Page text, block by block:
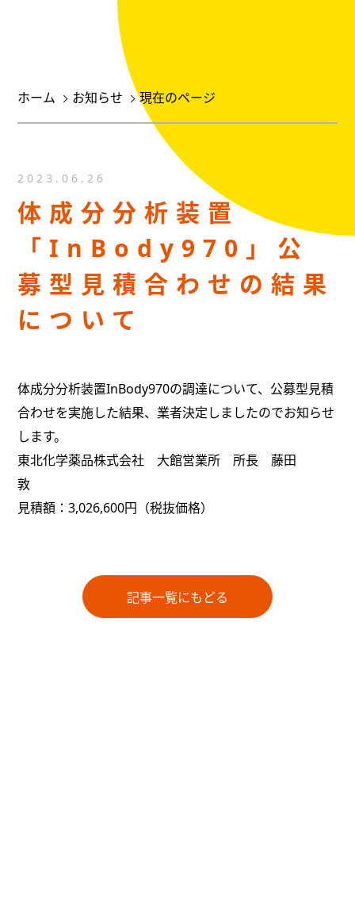
ホーム お知らせ 現在のページ
2023.06.26
体成分分析装置
「InBody970」公
募型見積合わせの結果
について
体成分分析装置InBody970の調達について、公募型見積
合わせを実施した結果、業者決定しましたのでお知らせ
します。
東北化学薬品株式会社 大館営業所 所長 藤田
敦
見積額：3,026,600円（税抜価格）
記事一覧にもどる